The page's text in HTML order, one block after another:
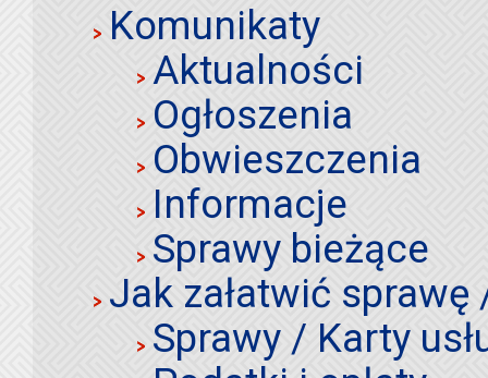
Komunikaty
Aktualności
Ogłoszenia
Obwieszczenia
Informacje
Sprawy bieżące
Jak załatwić sprawę
Sprawy / Karty